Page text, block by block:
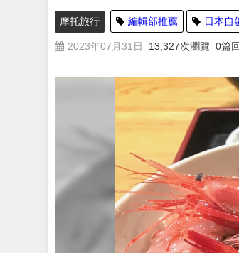
摩托旅行 編輯部推薦 日本自
2023年07月31日 13,327次瀏覽 0篇